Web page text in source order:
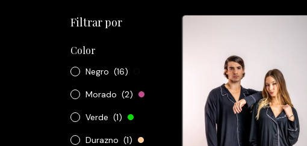
Filtrar por
Color
Negro (16)
Morado (2)
Verde (1)
Durazno (1)